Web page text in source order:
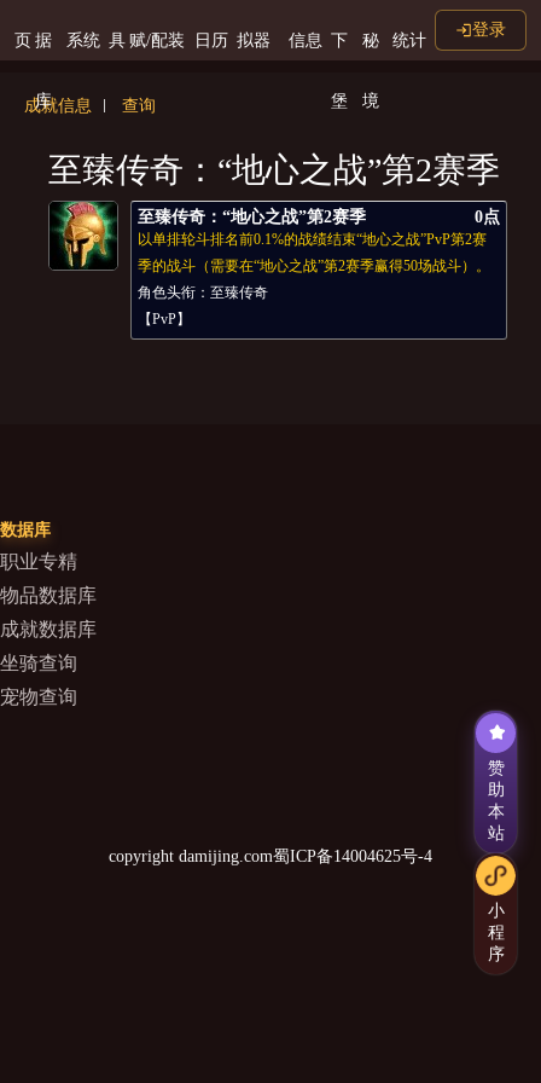
页 据
库
系统 具 赋/配装 日历 拟器 信息 下
堡
秘
境
统计
登录
成就信息 查询
至臻传奇：“地心之战”第2赛季
至臻传奇：“地心之战”第2赛季 0点
以单排轮斗排名前0.1%的战绩结束“地心之战”PvP第2赛
季的战斗（需要在“地心之战”第2赛季赢得50场战斗）。
角色头衔：至臻传奇
【PvP】
数据库
职业专精
物品数据库
成就数据库
坐骑查询
宠物查询
copyright damijing.com蜀ICP备14004625号-4
赞
助
本
站
小
程
序